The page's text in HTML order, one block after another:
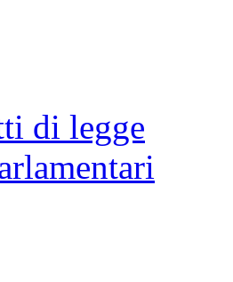
di legge